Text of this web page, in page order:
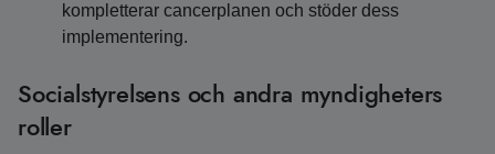
kompletterar cancerplanen och stöder dess
implementering.
Socialstyrelsens och andra myndigheters
roller